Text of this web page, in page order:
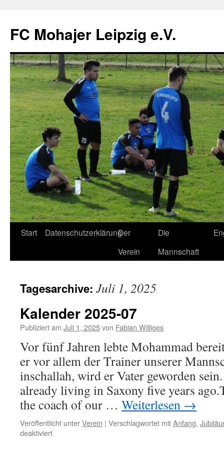
FC Mohajer Leipzig e.V.
Zum
Start DatenschutzerklärungDer
Verein
Die
Mannschaft
Tagesarchive: Juli 1, 2025
Kalender 2025-07
Publiziert am Juli 1, 2025von Fabian Williges
Vor fünf Jahren lebte Mohammad
er vor allem der Trainer unserer
inschallah, wird er Vater geworden
already living in Saxony five years
the coach of our … Weiterlesen →
Veröffentlicht unterVerein | Verschlagwortet mitAnfang,
deaktiviertfür